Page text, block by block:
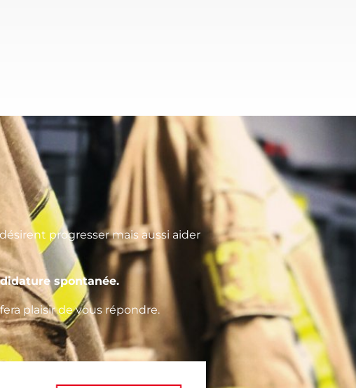
progresser mais aussi aider
spontanée.
plaisir de vous répondre.